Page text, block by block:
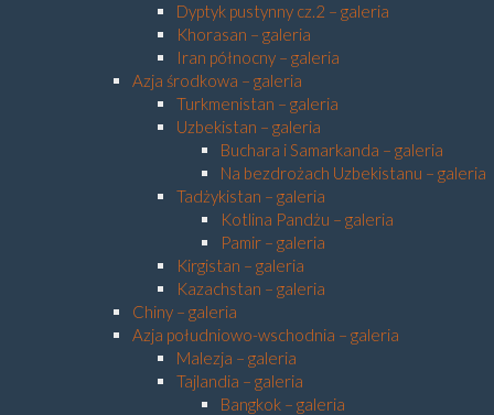
Dyptyk pustynny cz.2 – galeria
Khorasan – galeria
Iran północny – galeria
Azja środkowa – galeria
Turkmenistan – galeria
Uzbekistan – galeria
Buchara i Samarkanda – galeria
Na bezdrożach Uzbekistanu – galeria
Tadżykistan – galeria
Kotlina Pandżu – galeria
Pamir – galeria
Kirgistan – galeria
Kazachstan – galeria
Chiny – galeria
Azja południowo-wschodnia – galeria
Malezja – galeria
Tajlandia – galeria
Bangkok – galeria